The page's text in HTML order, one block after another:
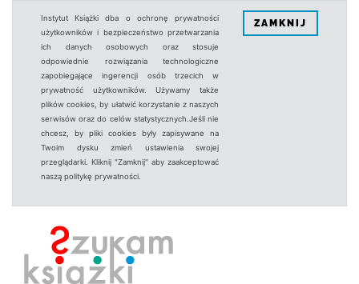
Instytut Książki dba o ochronę prywatności
użytkowników i bezpieczeństwo przetwarzania
ich danych osobowych oraz stosuje
odpowiednie rozwiązania technologiczne
zapobiegające ingerencji osób trzecich w
prywatność użytkowników. Używamy także
plików cookies, by ułatwić korzystanie z naszych
serwisów oraz do celów statystycznych.Jeśli nie
chcesz, by pliki cookies były zapisywane na
Twoim dysku zmień ustawienia swojej
przeglądarki. Kliknij "Zamknij" aby zaakceptować
naszą politykę prywatności.
ZAMKNIJ